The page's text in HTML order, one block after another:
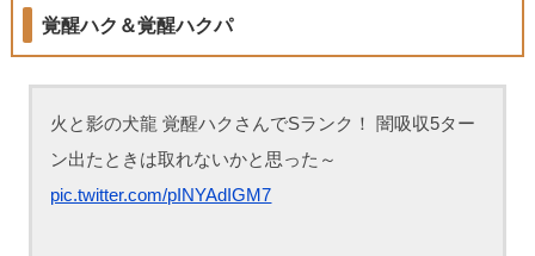
覚醒ハク＆覚醒ハクパ
火と影の犬龍 覚醒ハクさんでSランク！ 闇吸収5ター
ン出たときは取れないかと思った～
pic.twitter.com/pINYAdIGM7